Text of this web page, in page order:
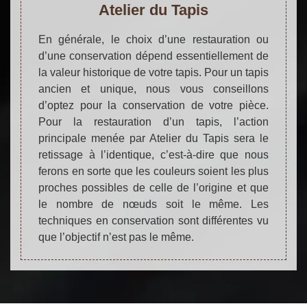
Atelier du Tapis
En générale, le choix d’une restauration ou
d’une conservation dépend essentiellement de
la valeur historique de votre tapis. Pour un tapis
ancien et unique, nous vous conseillons
d’optez pour la conservation de votre pièce.
Pour la restauration d’un tapis, l’action
principale menée par Atelier du Tapis sera le
retissage à l’identique, c’est-à-dire que nous
ferons en sorte que les couleurs soient les plus
proches possibles de celle de l’origine et que
le nombre de nœuds soit le même. Les
techniques en conservation sont différentes vu
que l’objectif n’est pas le même.